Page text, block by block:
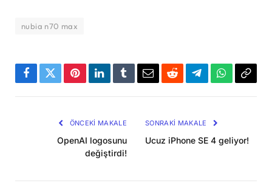
nubia n70 max
Facebook
TwitterPinterestLinkedInTumblrEmailRedditTelegramWhatsApp
ÖNCEKI MAKALE
OpenAI logosunu
değiştirdi!
SONRAKI MAKALE
Ucuz iPhone SE 4 geliyor!